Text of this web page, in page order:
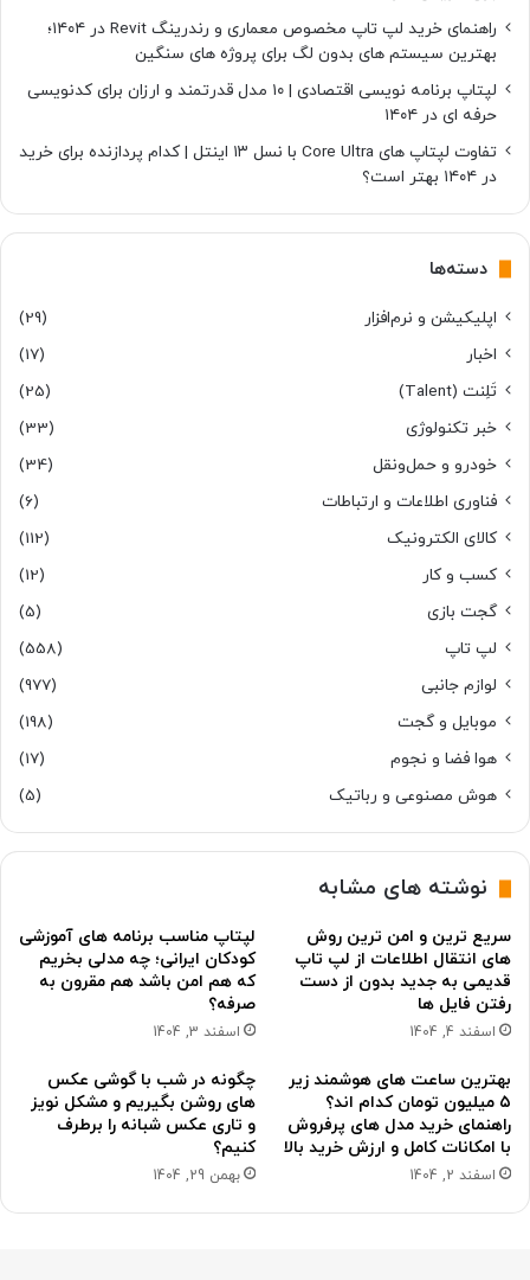
راهنمای خرید لپ تاپ مخصوص معماری و رندرینگ Revit در ۱۴۰۴؛
بهترین سیستم های بدون لگ برای پروژه های سنگین
لپتاپ برنامه نویسی اقتصادی | ۱۰ مدل قدرتمند و ارزان برای کدنویسی
حرفه ای در ۱۴۰۴
تفاوت لپتاپ های Core Ultra با نسل ۱۳ اینتل | کدام پردازنده برای خرید
در ۱۴۰۴ بهتر است؟
دسته‌ها
اپلیکیشن و نرم‌افزار
(29)
اخبار
(17)
تَلِنت (Talent)
(25)
خبر تکنولوژی
(33)
خودرو و حمل‌و‌نقل
(34)
فناوری اطلاعات و ارتباطات
(6)
کالای الکترونیک
(112)
کسب و کار
(12)
گجت بازی
(5)
لپ تاپ
(558)
لوازم جانبی
(977)
موبایل و گجت
(198)
هوا فضا و نجوم
(17)
هوش مصنوعی و رباتیک
(5)
نوشته های مشابه
سریع ترین و امن ترین روش
های انتقال اطلاعات از لپ تاپ
قدیمی به جدید بدون از دست
رفتن فایل ها
اسفند 4, 1404
لپتاپ مناسب برنامه های آموزشی
کودکان ایرانی؛ چه مدلی بخریم
که هم امن باشد هم مقرون به
صرفه؟
اسفند 3, 1404
بهترین ساعت های هوشمند زیر
۵ میلیون تومان کدام اند؟
راهنمای خرید مدل های پرفروش
با امکانات کامل و ارزش خرید بالا
اسفند 2, 1404
چگونه در شب با گوشی عکس
های روشن بگیریم و مشکل نویز
و تاری عکس شبانه را برطرف
کنیم؟
بهمن 29, 1404